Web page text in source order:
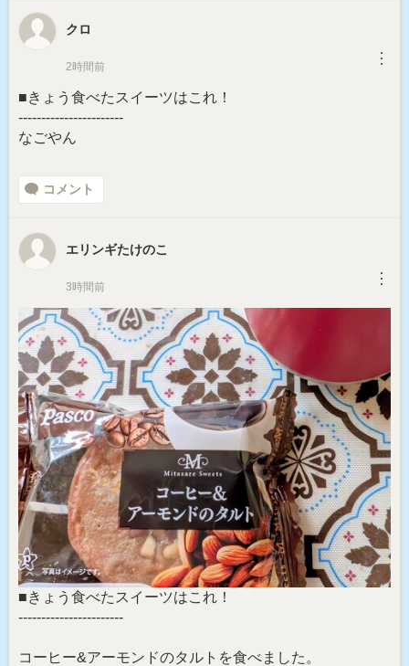
クロ
2時間前 ︙
■きょう食べたスイーツはこれ！
-----------------------
なごやん
コメント
エリンギたけのこ
3時間前 ︙
■きょう食べたスイーツはこれ！
-----------------------
コーヒー&アーモンドのタルトを食べました。